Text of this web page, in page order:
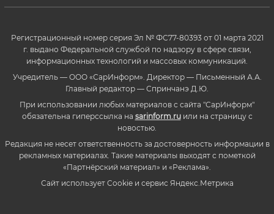
Регистрационный номер серия Эл № ФС77-80393 от 01 марта 2021
г. выдано Федеральной службой по надзору в сфере связи,
информационных технологий и массовых коммуникаций.
Учредитель — ООО «СарИнформ». Директор — Письменный А.А.
Главный редактор — Спринчанэ Д.Ю.
При использовании любых материалов с сайта "СарИнформ"
обязательна гиперссылка на sarinform.ruили на страницу с
новостью.
Редакция не несет ответственность за достоверность информации в
рекламных материалах. Такие материалы выходят с пометкой
«Партнёрский материал» и «Реклама».
Сайт использует Cookie и сервиc Яндекс.Метрика